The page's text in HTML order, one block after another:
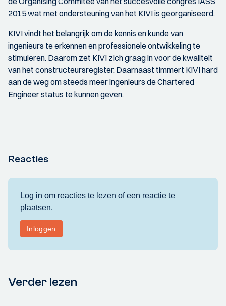
2015 wat met ondersteuning van het KIVI is georganiseerd.
KIVI vindt het belangrijk om de kennis en kunde van
ingenieurs te erkennen en professionele ontwikkeling te
stimuleren. Daarom zet KIVI zich graag in voor de kwaliteit
van het constructeursregister. Daarnaast timmert KIVI hard
aan de weg om steeds meer ingenieurs de Chartered
Engineer status te kunnen geven.
Reacties
Verder lezen